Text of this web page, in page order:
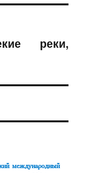
реки,
международный